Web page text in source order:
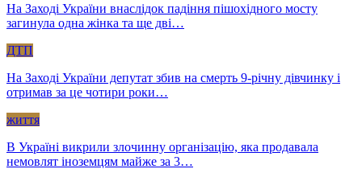
На Заході України внаслідок падіння пішохідного мосту
загинула одна жінка та ще дві…
ДТП
На Заході України депутат збив на смерть 9-річну дівчинку і
отримав за це чотири роки…
життя
В Україні викрили злочинну організацію, яка продавала
немовлят іноземцям майже за 3…